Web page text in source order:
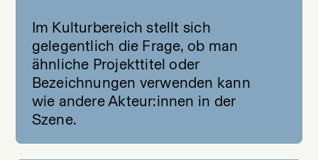
Im Kulturbereich stellt sich
gelegentlich die Frage, ob man
ähnliche Projekttitel oder
Bezeichnungen verwenden kann
wie andere Akteur:innen in der
Szene.